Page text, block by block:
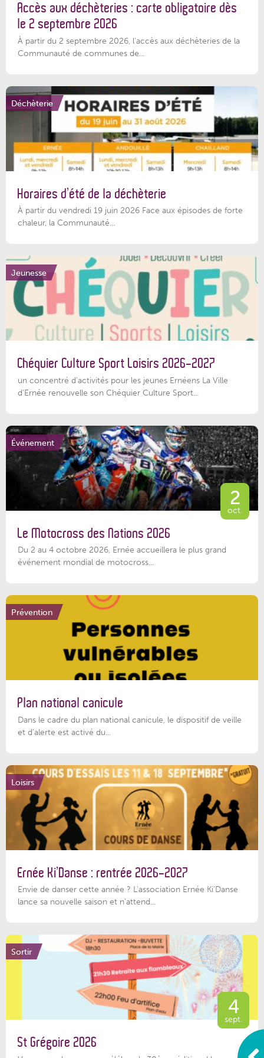
Accès aux déchèteries : carte obligatoire dès
le 2 septembre 2026
À partir du 2 septembre 2026, l’accès aux déchèteries de la
Communauté de communes de...
Déchèterie
Horaires d’été de la déchèterie
À partir du vendredi 19 juin 2026 Face aux épisodes de forte
chaleur, la Communauté...
Jeunesse
Chéquier Culture Sport Loisirs 2026-2027
un concentré d’activités pour les jeunes Ernéens La Ville
d’Ernée renouvelle son Chéquier Culture Sport...
Événement
2
oct.
Le Motocross des Nations 2026
Du 2 au 4 octobre 2026, Ernée accueillera le plus grand
événement mondial de motocross...
Prévention
Plan national canicule
Dans le cadre du plan national canicule, le dispositif de veille
et d’alerte est activé du...
Loisirs
Ernée Ki’Danse : rentrée 2026-2027
Envie de danser cette année ? L'association Ernée Ki'Danse
lance sa nouvelle saison et n'attend...
Sortir
4
sept.
St Grégoire 2026